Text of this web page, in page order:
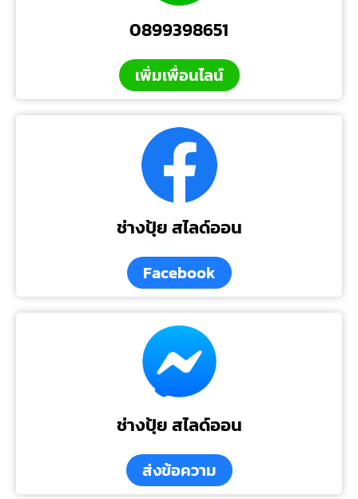
0899398651
เพิ่มเพื่อนไลน์
ช่างปุ้ย สไลด์ออน
Facebook
ช่างปุ้ย สไลด์ออน
ส่งข้อความ